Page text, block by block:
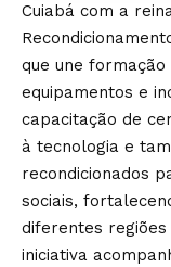
Cuiabá com a
que une
equipamentos e
capacitação de
à tecnologia e
recondicionados
sociais,
diferentes regiões
iniciativa